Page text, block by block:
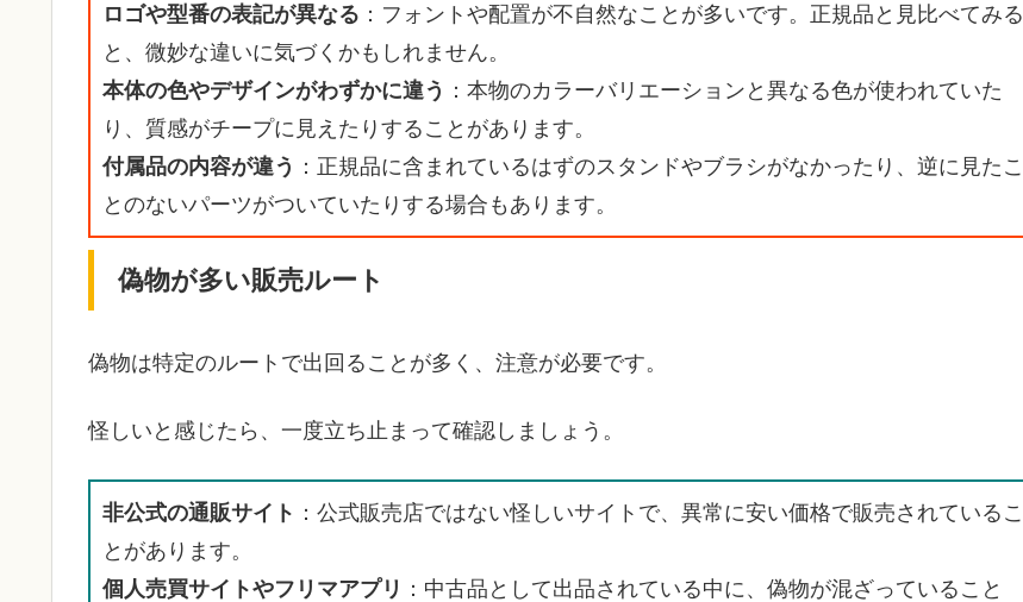
ロゴや型番の表記が異なる ：フォントや配置が不自然なことが多いです。正規品と見比べてみる
と、微妙な違いに気づくかもしれません。
本体の色やデザインがわずかに違う ：本物のカラーバリエーションと異なる色が使われていた
り、質感がチープに見えたりすることがあります。
付属品の内容が違う ：正規品に含まれているはずのスタンドやブラシがなかったり、逆に見たこ
とのないパーツがついていたりする場合もあります。
偽物が多い販売ルート
偽物は特定のルートで出回ることが多く、注意が必要です。
怪しいと感じたら、一度立ち止まって確認しましょう。
非公式の通販サイト ：公式販売店ではない怪しいサイトで、異常に安い価格で販売されているこ
とがあります。
個人売買サイトやフリマアプリ ：中古品として出品されている中に、偽物が混ざっていること